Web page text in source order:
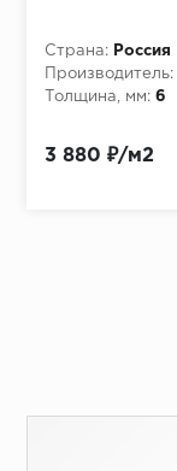
Страна:
Россия
Производитель:
Толщина, мм: 6
3 880 ₽/м2